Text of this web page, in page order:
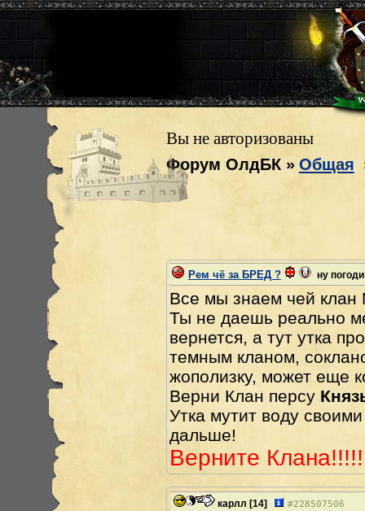
Вы не авторизованы
Форум ОлдБК» Общая
Рем чё за БРЕД ? ну погоди
Все мы знаем чей клан
Ты не даешь реально
вернется, а тут утка
темным кланом,
жополизку, может еще
Верни Клан персу
Утка мутит воду
дальше!
Верните
карлл [14] #228507506